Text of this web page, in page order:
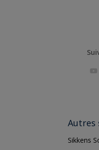
Autres
Sikkens